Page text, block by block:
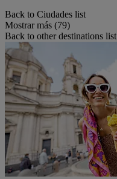
Back to Ciudades list
Mostrar más (79)
Back to other destinations list